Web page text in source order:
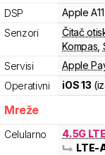
DSP
Apple A11
Senzori
Čitač
Kompas
Servisi
Apple
Operativni
iOS 13
Mreže
Celularno
4.5G
LTE-